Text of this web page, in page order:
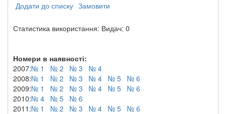
Додати до списку Замовити
Статистика використання: Видач: 0
Номери в наявності:
2007:№ 1 № 2 № 3
№ 4
2008:№ 1 № 2 № 3 № 4 № 5 № 6
2009:№ 1 № 2 № 3 № 4 № 5 № 6
2010:№ 4 № 5 № 6
2011:№ 1 № 2 № 3 № 4 № 5 № 6